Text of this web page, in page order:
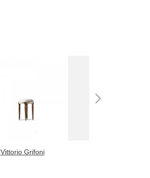
Vittorio Grifoni